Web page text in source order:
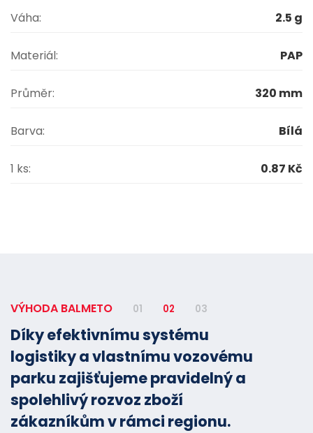
Váha: 2.5 g
Materiál: PAP
Průměr: 320 mm
Barva: Bílá
1 ks: 0.87 Kč
VÝHODA BALMETO 01 02 03
Díky efektivnímu systému
logistiky a vlastnímu vozovému
parku zajišťujeme pravidelný a
spolehlivý rozvoz zboží
zákazníkům v rámci regionu.